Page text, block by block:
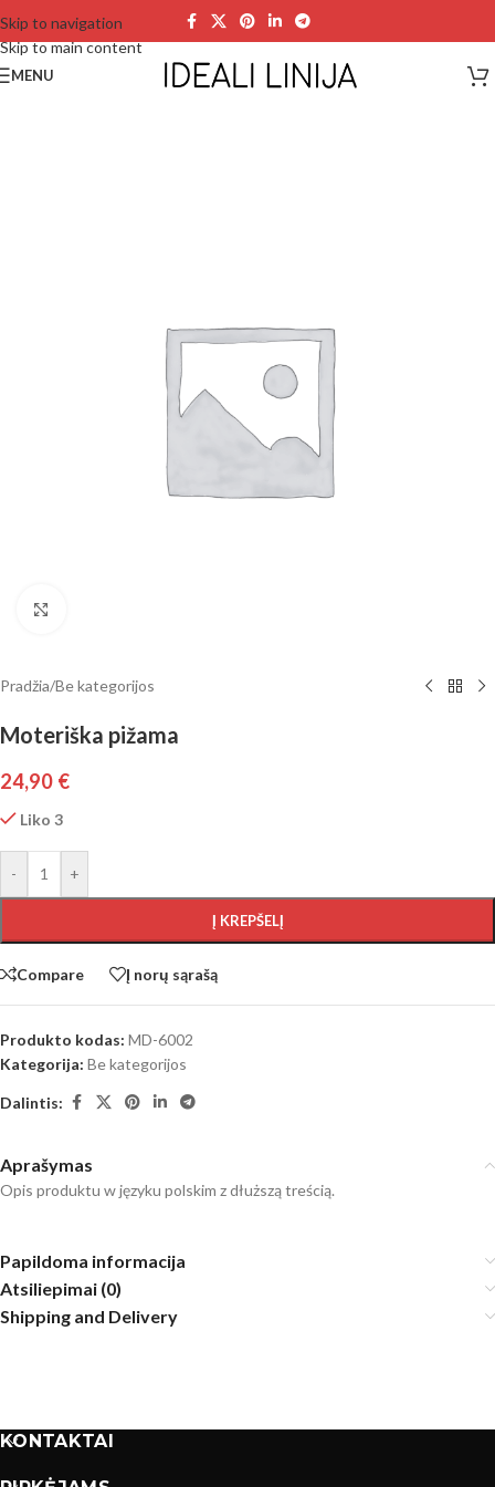
Skip to navigation
Skip to main content
MENU
Pradžia/Be kategorijos
Moteriška pižama
24,90 €
Liko 3
- +
Į KREPŠELĮ
Compare Į norų sąrašą
Produkto kodas: MD-6002
Kategorija: Be kategorijos
Dalintis:
Aprašymas
Opis produktu w języku polskim z dłuższą treścią.
Papildoma informacija
Atsiliepimai (0)
Shipping and Delivery
KONTAKTAI